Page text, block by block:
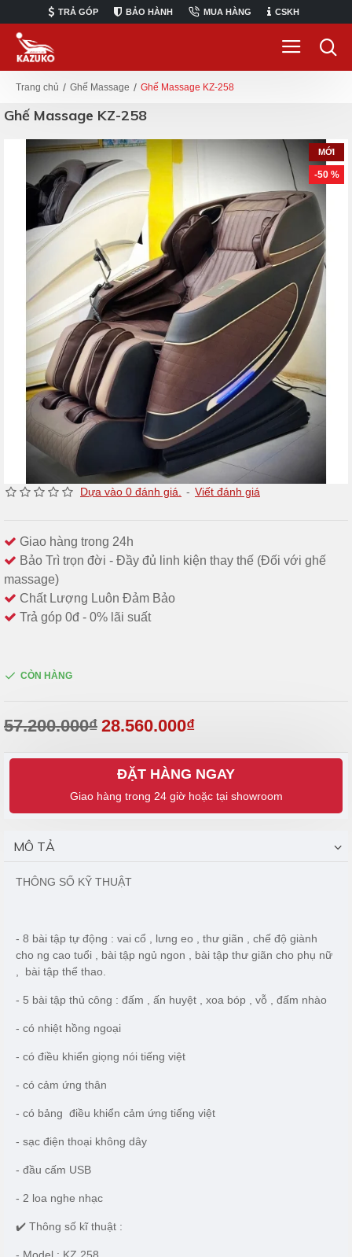
TRẢ GÓP BẢO HÀNH MUA HÀNG CSKH
Trang chủ Ghế Massage Ghế Massage KZ-258
Ghế Massage KZ-258
MỚI
-50 %
Giao hàng trong 24h
Bảo Trì trọn đời - Đầy đủ linh kiện thay thế (Đối với ghế
massage)
Chất Lượng Luôn Đảm Bảo
Trả góp 0đ - 0% lãi suất
Dựa vào 0 đánh giá. - Viết đánh giá
28.560.000₫
57.200.000₫
CÒN HÀNG
ĐẶT HÀNG NGAY
MÔ TẢ
THÔNG SỐ KỸ THUẬT
- 8 bài tập tự động : vai cổ , lưng eo , thư giãn , chế độ giành
cho ng cao tuổi , bài tập ngủ ngon , bài tập thư giãn cho phụ nữ
, bài tập thể thao.
- 5 bài tập thủ công : đấm , ấn huyệt , xoa bóp , vỗ , đấm nhào
- có nhiệt hồng ngoại
- có điều khiển giọng nói tiếng việt
- có cảm ứng thân
- có bảng điều khiển cảm ứng tiếng việt
- sạc điện thoại không dây
- đầu cấm USB
- 2 loa nghe nhạc
✔️ Thông số kĩ thuật :